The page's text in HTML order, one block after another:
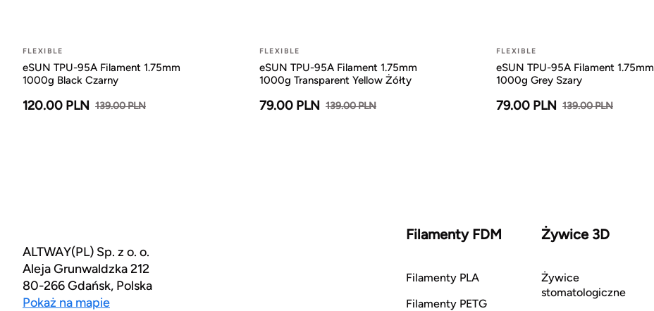
FLEXIBLE
eSUN TPU-95A Filament 1.75mm
1000g Black Czarny
120.00 PLN 139.00 PLN
FLEXIBLE
eSUN TPU-95A Filament 1.75mm
1000g Transparent Yellow Żółty
79.00 PLN 139.00 PLN
FLEXIBLE
eSUN TPU-95A Filament 1.75mm
1000g Grey Szary
79.00 PLN 139.00 PLN
ALTWAY(PL) Sp. z o. o.
Aleja Grunwaldzka 212
80-266 Gdańsk, Polska
Pokaż na mapie
Filamenty FDM
Filamenty PLA
Filamenty PETG
Żywice 3D
Żywice
stomatologiczne